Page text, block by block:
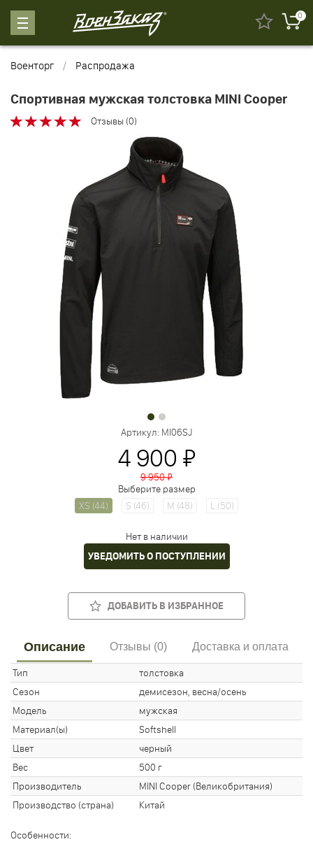
0
Военторг Распродажа
Спортивная мужская толстовка MINI Cooper
Отзывы (0)
Артикул: MI06SJ
4 900 ₽
9 950 ₽
Выберите размер
XS (44)
S (46) M (48) L (50)
Нет в наличии
УВЕДОМИТЬ О ПОСТУПЛЕНИИ
ДОБАВИТЬ В ИЗБРАННОЕ
Описание Отзывы (0) Доставка и оплата
Тип
толстовка
Сезон
демисезон, весна/осень
Модель
мужская
Материал(ы)
Softshell
Цвет
черный
Вес
500 г
Производитель
MINI Cooper (Великобритания)
Производство (страна)
Китай
Особенности: